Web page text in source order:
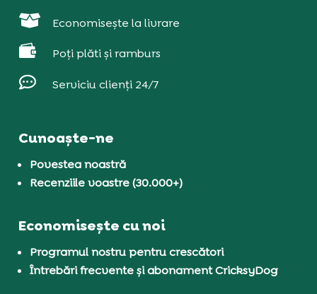
 Economisește la livrare
 Poți plăti și ramburs
 Serviciu clienți 24/7
Cunoaște-ne
Povestea noastră
Recenziile voastre (30.000+)
Economisește cu noi
Programul nostru pentru crescători
Întrebări frecvente și abonament CricksyDog